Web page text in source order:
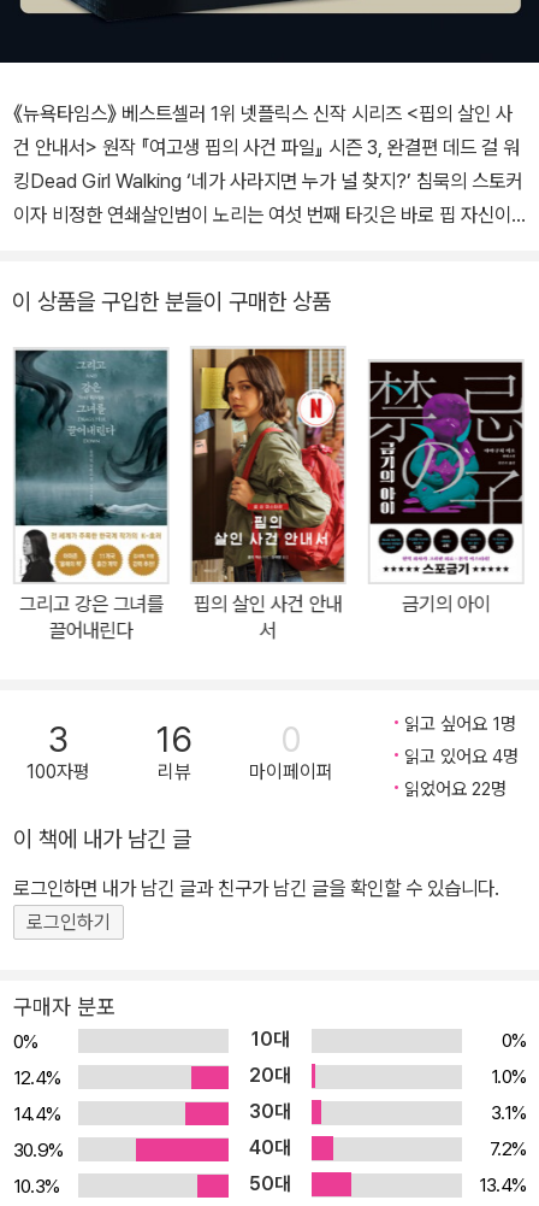
《뉴욕타임스》 베스트셀러 1위 넷플릭스 신작 시리즈 <핍의 살인 사
건 안내서> 원작 『여고생 핍의 사건 파일』 시즌 3, 완결편 데드 걸 워
킹Dead Girl Walking ‘네가 사라지면 누가 널 찾지?’ 침묵의 스토커
이자 비정한 연쇄살인범이 노리는 여섯 번째 타깃은 바로 핍 자신이
의 ‘핍 시리즈 3부작’ 완결편 핍이 자신을 쫓는 스토커와 연쇄살인범
의 연결고리를 발견하지만 경찰은 나서려 하지 않는다. 스토커와의
위험한 게임을 시작한 핍은 자신의 목숨이 위태로워졌다는 사실을 깨
닫게 된다. 스스로 답을 찾지 못한다면 이번에는 핍이 사라질 것이다!
3부작 시리즈의 대미를 장식하는 놀라운 서스펜스 핍은 곧 대학에 진
학할 예정이지만 지난 사건의 잔상에 사로잡혀 여전히 괴로워하고 있
다. 이 고통에서 벗어날 방법은 핍의 수사 본능을 일깨우고 거기에 온
정신을 집중할 또 다른 치명적 사건뿐이다. 그로 인해 핍 자신이 위험
에 빠진다 해도 어쩔 수 없는 선택이다. 입소문을 탄 트루 크라임 팟캐
스트 <여고생 핍의 사건 파일>과 <굿 걸, 배드 블러드>로 이미 온라
을 던지고 있다. “네가 사라지면 누가 널 찾지?” 위협은 점차 거세지
고 핍은 누군가 실제로 자신을 주시하며 뒤쫓고 있음을 깨닫는다. 그
리고 그가 남긴 흔적들로 6년 전 체포된 지역 연쇄살인범과 스토커
쓴 자가 감옥에 갇혀 있는 것은 아닌지 의심한다. 경찰은 나서주지 않
을 게 뻔하고 남은 선택은 하나뿐이다. 용의자를 직접 찾아내거나, 연
쇄살인범의 다음 피해자가 되는 것. ‘네가 사라지면 누가 널 찾지?’ 핍
메시지, 분필 그림, 죽은 새 두 마리. 이것들이 모두 서로 관련이 있다
는 게 가능한 일일까? 혹시 핍을 겨냥한 것일 가능성이 있을까? 그럴
가능성이야 희박하겠지만, 그래도 혹시 다른 찜찜한 일이 있었던가?
언뜻 이상하다 싶었지만 더 깊이 생각해보진 않은, 뭐 그런 것? (p. 8
6~87) 죽은 비둘기, 익명의 이메일 그리고 다섯 개의 막대 그림은
여섯 번째 희생자를 향해 있다 3권의 초반부는 전편들에 비해 이야기
이 상품을 구입한 분들이 구매한 상품
그리고 강은 그녀를
끌어내린다
핍의 살인 사건 안내
서
금기의 아이
3
100자평
16
리뷰
0
마이페이퍼
읽고 싶어요 1명
읽고 있어요 4명
읽었어요 22명
이 책에 내가 남긴 글
로그인하면 내가 남긴 글과 친구가 남긴 글을 확인할 수 있습니다.
로그인하기
구매자 분포
0% 10대
0%
12.4%
20대
1.0%
14.4%
30대
3.1%
30.9%
40대
7.2%
10.3%
50대
13.4%